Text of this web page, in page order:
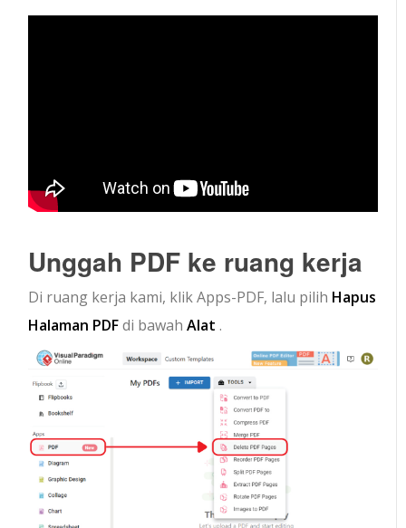
Unggah PDF ke ruang kerja
Di ruang kerja kami, klik Apps-PDF, lalu pilih Hapus
Halaman PDFdi bawahAlat .